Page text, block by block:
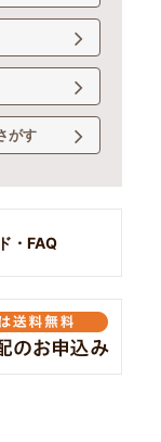
がす
・FAQ